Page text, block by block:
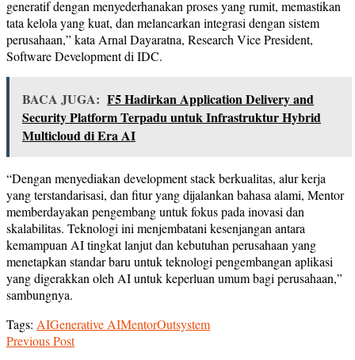
generatif dengan menyederhanakan proses yang rumit, memastikan
tata kelola yang kuat, dan melancarkan integrasi dengan sistem
perusahaan,” kata Arnal Dayaratna, Research Vice President,
Software Development di IDC.
BACA JUGA: F5 Hadirkan Application Delivery and
Security Platform Terpadu untuk Infrastruktur Hybrid
Multicloud di Era AI
“Dengan menyediakan development stack berkualitas, alur kerja
yang terstandarisasi, dan fitur yang dijalankan bahasa alami, Mentor
memberdayakan pengembang untuk fokus pada inovasi dan
skalabilitas. Teknologi ini menjembatani kesenjangan antara
kemampuan AI tingkat lanjut dan kebutuhan perusahaan yang
menetapkan standar baru untuk teknologi pengembangan aplikasi
yang digerakkan oleh AI untuk keperluan umum bagi perusahaan,”
sambungnya.
Tags: AIGenerative AIMentorOutsystem
Previous Post